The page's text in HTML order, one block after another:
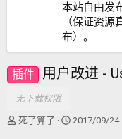
本站自由发
（保证资
布）。
插件 用户改进 -
无下载权限
作
死了算了
创
2017/09/24